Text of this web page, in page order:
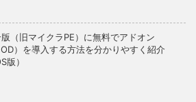
（旧マイクラPE）に無料でアドオン
）を導入する方法を分かりやすく紹介
版）